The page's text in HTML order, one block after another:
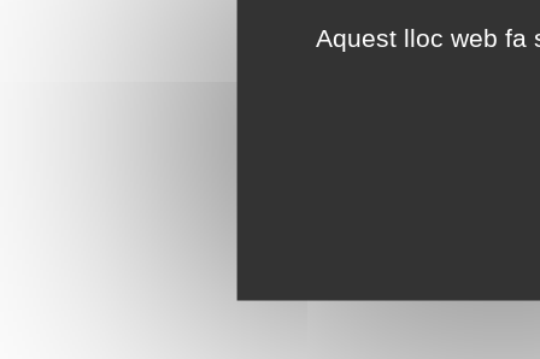
Aquest lloc web fa